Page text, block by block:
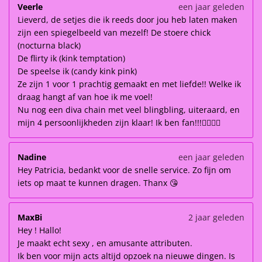
Veerle
een jaar geleden
Lieverd, de setjes die ik reeds door jou heb laten maken
zijn een spiegelbeeld van mezelf! De stoere chick
(nocturna black)
De flirty ik (kink temptation)
De speelse ik (candy kink pink)
Ze zijn 1 voor 1 prachtig gemaakt en met liefde!! Welke ik
draag hangt af van hoe ik me voel!
Nu nog een diva chain met veel blingbling, uiteraard, en
mijn 4 persoonlijkheden zijn klaar! Ik ben fan!!!👌🏽👌🏽
Nadine
een jaar geleden
Hey Patricia, bedankt voor de snelle service. Zo fijn om
iets op maat te kunnen dragen. Thanx 😘
MaxBi
2 jaar geleden
Hey ! Hallo!
Je maakt echt sexy , en amusante attributen.
Ik ben voor mijn acts altijd opzoek na nieuwe dingen. Is